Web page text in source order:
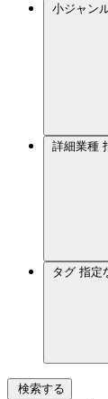
小ジャン
詳細業種
タグ 指定
検索する